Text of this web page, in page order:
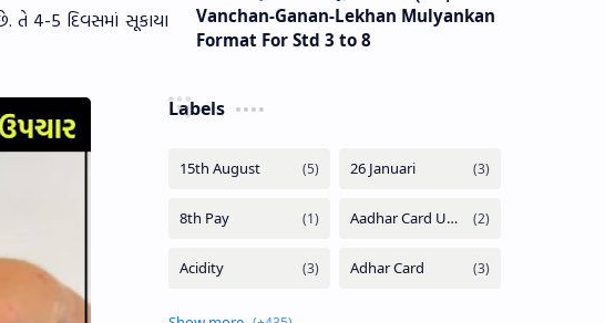
તે 4-5 દિવસમાં સૂકાયા
Vanchan-Ganan-Lekhan Mulyankan
Format For Std 3 to 8
Labels